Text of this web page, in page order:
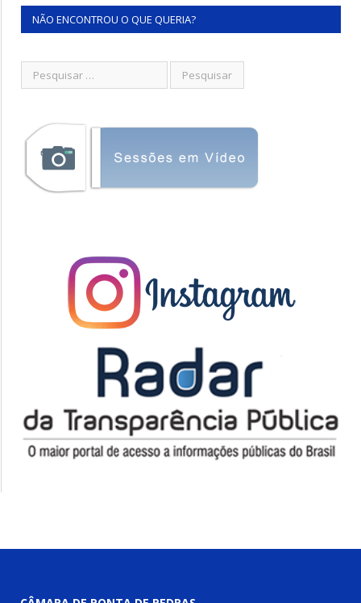
NÃO ENCONTROU O QUE QUERIA?